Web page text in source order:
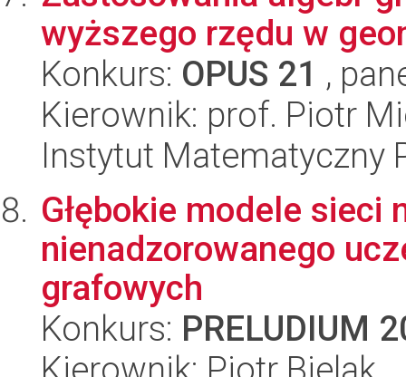
wyższego rzędu w
Konkurs: OPUS 21 ,
Kierownik: prof. Piotr
Instytut Matematyczny
Głębokie modele sieci
nienadzorowanego
grafowych
Konkurs: PRELUDIUM